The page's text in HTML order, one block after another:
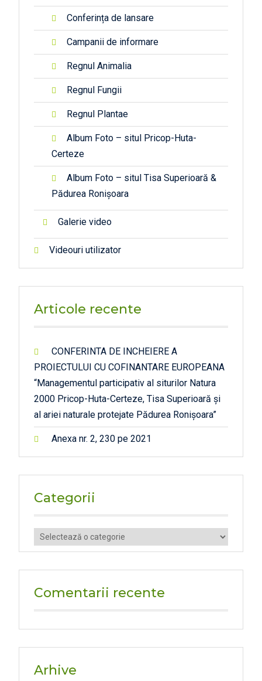
Conferința de lansare
Campanii de informare
Regnul Animalia
Regnul Fungii
Regnul Plantae
Album Foto – situl Pricop-Huta-
Certeze
Album Foto – situl Tisa Superioară &
Pădurea Ronișoara
Galerie video
Videouri utilizator
Articole recente
CONFERINTA DE INCHEIERE A
PROIECTULUI CU COFINANTARE EUROPEANA
“Managementul participativ al siturilor Natura
2000 Pricop-Huta-Certeze, Tisa Superioară și
al ariei naturale protejate Pădurea Ronișoara”
Anexa nr. 2, 230 pe 2021
Categorii
Categorii
Comentarii recente
Arhive